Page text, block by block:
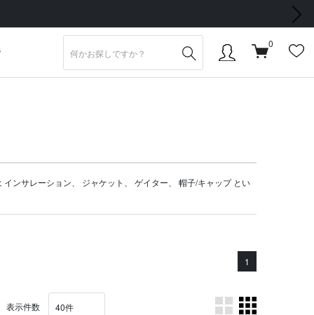
次の画像
0
インサレーション ジャケット ゲイター 帽子/キャップとい
1
表示件数